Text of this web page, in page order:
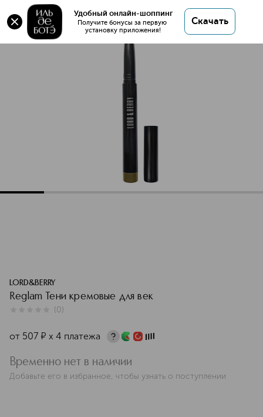
Удобный онлайн-шоппинг
Получите бонусы за первую
установку приложения!
Скачать
Оригинал 💯 Reglam Тени кремовые для век
купить в интернет магазине ИЛЬ ДЕ БОТЭ с
доставкой.
Reglam Тени кремовые для век
LORD&BERRY
Reglam Тени кремовые для век
(0)
от 507 ¤ х 4 платежа
Временно нет в наличии
Добавьте его в избранное, чтобы узнать о поступлении